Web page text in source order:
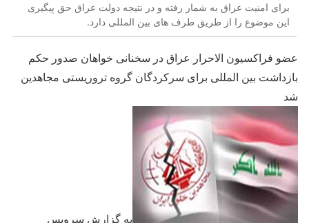
برای امنیت عراق به شمار رفته و در نتیجه دولت عراق حق پیگیری
این موضوع را از طریق طرف های بین المللی دارد.
عضو فراکسیون الاحرار عراق در سخنانی خواهان صدور حکم
بازداشت بین المللی برای سرکردگان گروه تروریستی مجاهدین
شد
به گزارش سرویس